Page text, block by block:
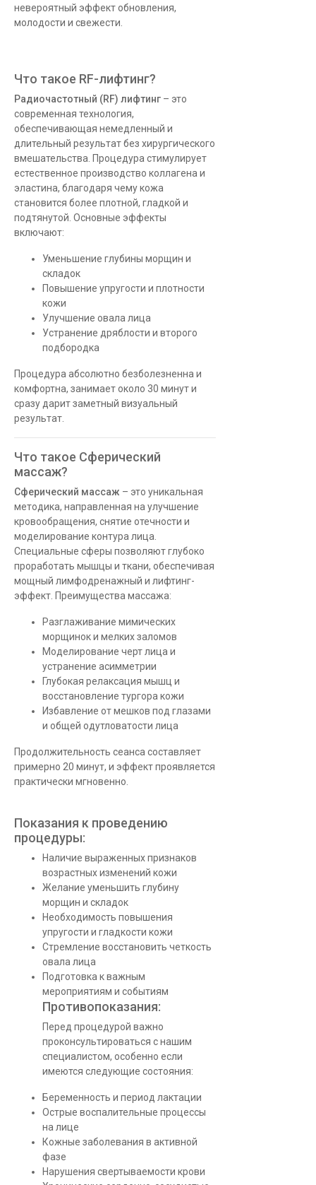
невероятный эффект обновления,
молодости и свежести.
Что такое RF-лифтинг?
Радиочастотный (RF) лифтинг – это
современная технология,
обеспечивающая немедленный и
длительный результат без хирургического
вмешательства. Процедура стимулирует
естественное производство коллагена и
эластина, благодаря чему кожа
становится более плотной, гладкой и
подтянутой. Основные эффекты
включают:
Уменьшение глубины морщин и
складок
Повышение упругости и плотности
кожи
Улучшение овала лица
Устранение дряблости и второго
подбородка
Процедура абсолютно безболезненна и
комфортна, занимает около 30 минут и
сразу дарит заметный визуальный
результат.
Что такое Сферический
массаж?
Сферический массаж – это уникальная
методика, направленная на улучшение
кровообращения, снятие отечности и
моделирование контура лица.
Специальные сферы позволяют глубоко
проработать мышцы и ткани, обеспечивая
мощный лимфодренажный и лифтинг-
эффект. Преимущества массажа:
Разглаживание мимических
морщинок и мелких заломов
Моделирование черт лица и
устранение асимметрии
Глубокая релаксация мышц и
восстановление тургора кожи
Избавление от мешков под глазами
и общей одутловатости лица
Продолжительность сеанса составляет
примерно 20 минут, и эффект проявляется
практически мгновенно.
Показания к проведению
процедуры:
Наличие выраженных признаков
возрастных изменений кожи
Желание уменьшить глубину
морщин и складок
Необходимость повышения
упругости и гладкости кожи
Стремление восстановить четкость
овала лица
Подготовка к важным
мероприятиям и событиям
Противопоказания:
Перед процедурой важно
проконсультироваться с нашим
специалистом, особенно если
имеются следующие состояния:
Беременность и период лактации
Острые воспалительные процессы
на лице
Кожные заболевания в активной
фазе
Нарушения свертываемости крови